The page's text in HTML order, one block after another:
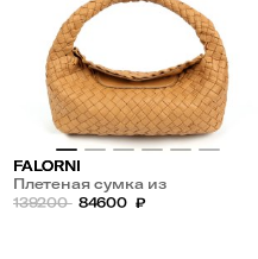
FALORNI
Плетеная сумка из
натуральной кожи
139200 84600 ₽